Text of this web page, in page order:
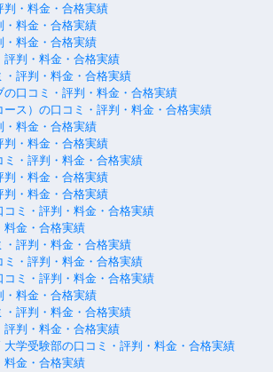
判・料金・合格実績
・料金・合格実績
・料金・合格実績
判・料金・合格実績
評判・料金・合格実績
口コミ・評判・料金・合格実績
ス）の口コミ・評判・料金・合格実績
・料金・合格実績
判・料金・合格実績
ミ・評判・料金・合格実績
判・料金・合格実績
判・料金・合格実績
ミ・評判・料金・合格実績
料金・合格実績
・評判・料金・合格実績
・評判・料金・合格実績
ミ・評判・料金・合格実績
・料金・合格実績
評判・料金・合格実績
判・料金・合格実績
大学受験部の口コミ・評判・料金・合格実績
料金・合格実績